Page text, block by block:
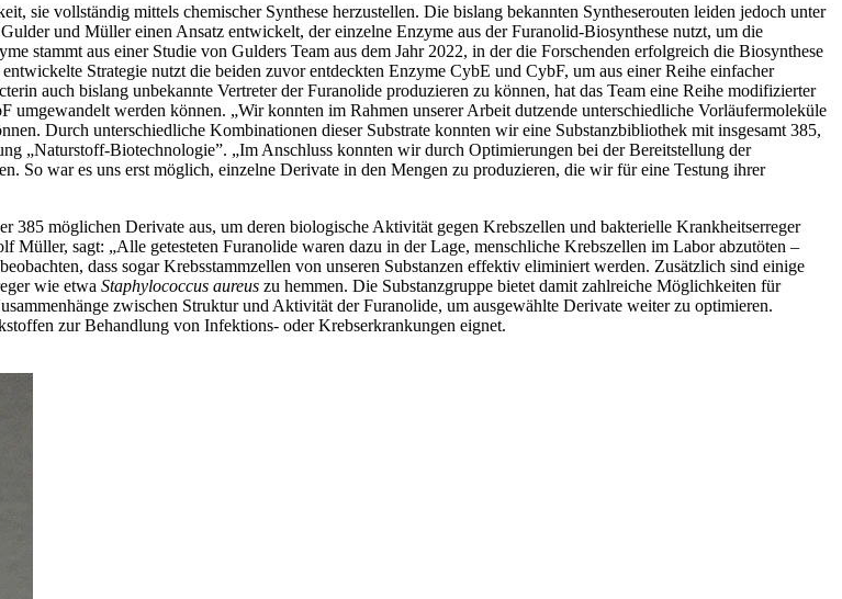
sie vollständig mittels chemischer Synthese herzustellen. Die bislang bekannten Syntheserouten leiden jedoch unter
und Müller einen Ansatz entwickelt, der einzelne Enzyme aus der Furanolid-Biosynthese nutzt, um die
stammt aus einer Studie von Gulders Team aus dem Jahr 2022, in der die Forschenden erfolgreich die Biosynthese
Strategie nutzt die beiden zuvor entdeckten Enzyme CybE und CybF, um aus einer Reihe einfacher
auch bislang unbekannte Vertreter der Furanolide produzieren zu können, hat das Team eine Reihe modifizierter
umgewandelt werden können. „Wir konnten im Rahmen unserer Arbeit dutzende unterschiedliche Vorläufermoleküle
Durch unterschiedliche Kombinationen dieser Substrate konnten wir eine Substanzbibliothek mit insgesamt 385,
„Naturstoff-Biotechnologie”. „Im Anschluss konnten wir durch Optimierungen bei der Bereitstellung der
So war es uns erst möglich, einzelne Derivate in den Mengen zu produzieren, die wir für eine Testung ihrer
385 möglichen Derivate aus, um deren biologische Aktivität gegen Krebszellen und bakterielle Krankheitserreger
Müller, sagt: „Alle getesteten Furanolide waren dazu in der Lage, menschliche Krebszellen im Labor abzutöten –
dass sogar Krebsstammzellen von unseren Substanzen effektiv eliminiert werden. Zusätzlich sind einige
wie etwa Staphylococcus aureus zu hemmen. Die Substanzgruppe bietet damit zahlreiche Möglichkeiten für
zwischen Struktur und Aktivität der Furanolide, um ausgewählte Derivate weiter zu optimieren.
zur Behandlung von Infektions- oder Krebserkrankungen eignet.